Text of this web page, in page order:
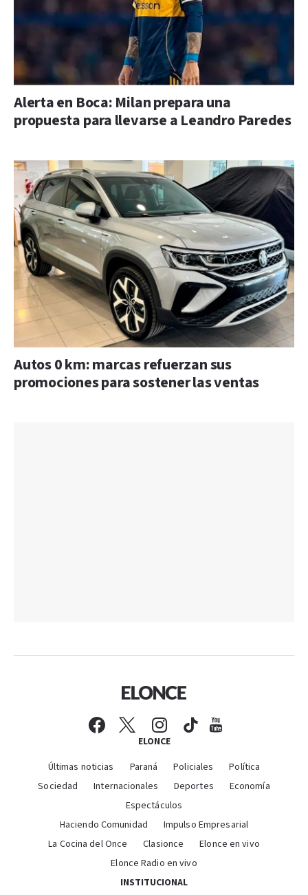
Alerta en Boca: Milan prepara una
propuesta para llevarse a Leandro Paredes
Autos 0 km: marcas refuerzan sus
promociones para sostener las ventas
ELONCE
Últimas noticias Paraná Policiales
Política
Sociedad
Internacionales Deportes
Economía
Espectáculos
Haciendo Comunidad
Impulso Empresarial
La Cocina del Once
Clasionce
Elonce en vivo
Elonce Radio en vivo
INSTITUCIONAL